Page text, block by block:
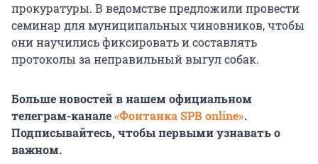
прокуратуры. В ведомстве предложили провести
семинар для муниципальных чиновников, чтобы
они научились фиксировать и составлять
протоколы за неправильный выгул собак.
Больше новостей в нашем официальном
телеграм-канале«Фонтанка SPB online».
Подписывайтесь, чтобы первыми узнавать о
важном.